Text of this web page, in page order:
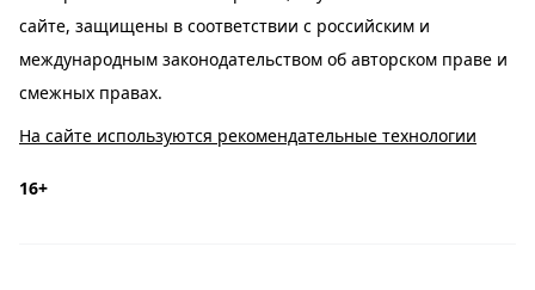
сайте, защищены в соответствии с российским и
международным законодательством об авторском праве и
смежных правах.
На сайте используются рекомендательные технологии
16+